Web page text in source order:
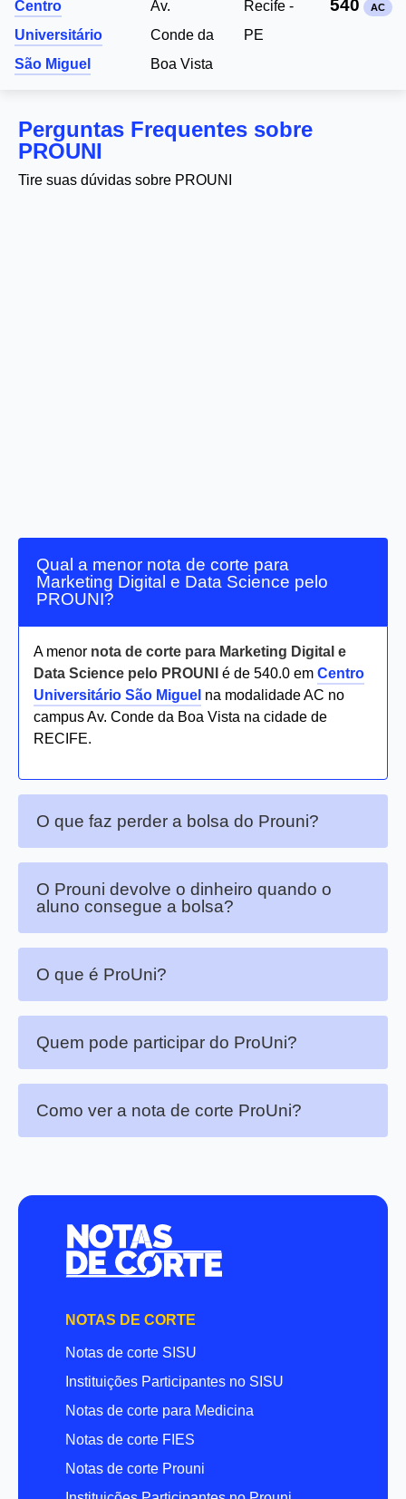
Centro
Universitário
São Miguel
Av.
Conde da
Boa Vista
Recife -
PE
540 AC
Perguntas Frequentes sobre
PROUNI
Tire suas dúvidas sobre PROUNI
Qual a menor nota de corte para
Marketing Digital e Data Science pelo
PROUNI?
A menor nota de corte para Marketing Digital e
Data Science pelo PROUNI
é de 540.0 em Centro
Universitário São Miguel na modalidade AC no
campus Av. Conde da Boa Vista na cidade de
RECIFE.
O que faz perder a bolsa do Prouni?
O Prouni devolve o dinheiro quando o
aluno consegue a bolsa?
O que é ProUni?
Quem pode participar do ProUni?
Como ver a nota de corte ProUni?
NOTAS DE CORTE
Notas de corte SISU
Instituições Participantes no SISU
Notas de corte para Medicina
Notas de corte FIES
Notas de corte Prouni